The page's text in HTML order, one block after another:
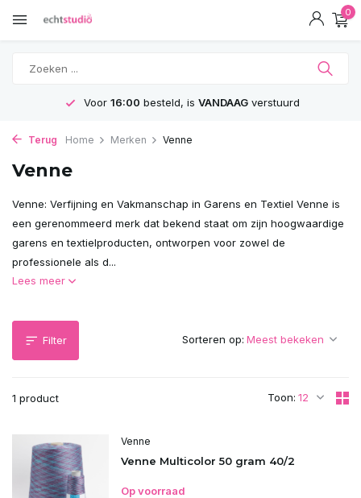
0
Voor 16:00 besteld, is VANDAAGverstuurd
Terug Home Merken Venne
Venne
Venne: Verfijning en Vakmanschap in Garens en Textiel Venne is
een gerenommeerd merk dat bekend staat om zijn hoogwaardige
garens en textielproducten, ontworpen voor zowel de
professionele als d...
Lees meer
Filter
1 product Toon:
Sorteren op:
Venne
Venne Multicolor 50 gram 40/2
Op voorraad